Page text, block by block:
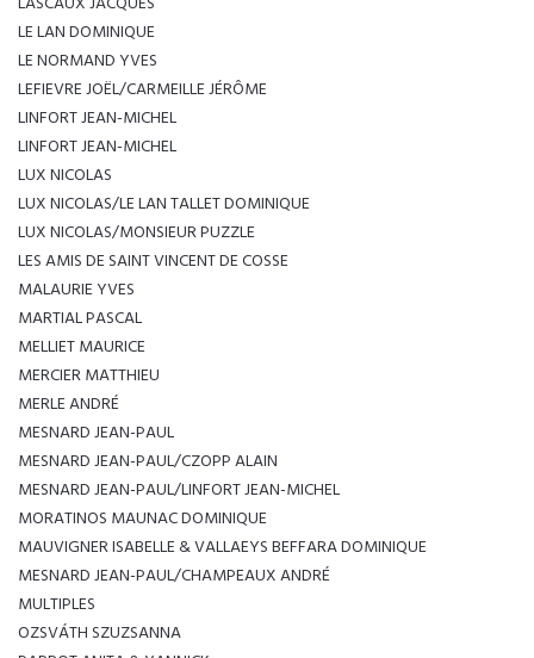
LE LAN DOMINIQUE
LE NORMAND YVES
LEFIEVRE JOËL/CARMEILLE JÉRÔME
LINFORT JEAN-MICHEL
LINFORT JEAN-MICHEL
LUX NICOLAS
LUX NICOLAS/LE LAN TALLET DOMINIQUE
LUX NICOLAS/MONSIEUR PUZZLE
LES AMIS DE SAINT VINCENT DE COSSE
MALAURIE YVES
MARTIAL PASCAL
MELLIET MAURICE
MERCIER MATTHIEU
MERLE ANDRÉ
MESNARD JEAN-PAUL
MESNARD JEAN-PAUL/CZOPP ALAIN
MESNARD JEAN-PAUL/LINFORT JEAN-MICHEL
MORATINOS MAUNAC DOMINIQUE
MAUVIGNER ISABELLE & VALLAEYS BEFFARA DOMINIQUE
MESNARD JEAN-PAUL/CHAMPEAUX ANDRÉ
MULTIPLES
OZSVÁTH SZUZSANNA